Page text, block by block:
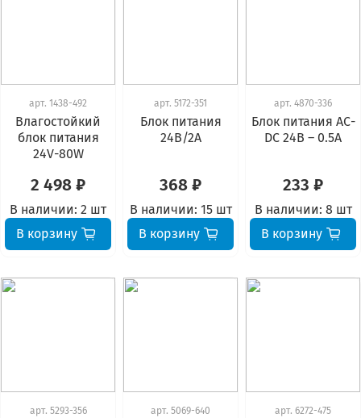
арт. 1438-492
Влагостойкий
блок питания
24V-80W
2 498 ₽
В наличии: 2 шт
В корзину
арт. 5172-351
Блок питания
24В/2А
368 ₽
В наличии: 15 шт
В корзину
арт. 4870-336
Блок питания АС-
DC 24В – 0.5А
233 ₽
В наличии: 8 шт
В корзину
арт. 5293-356 арт. 5069-640 арт. 6272-475